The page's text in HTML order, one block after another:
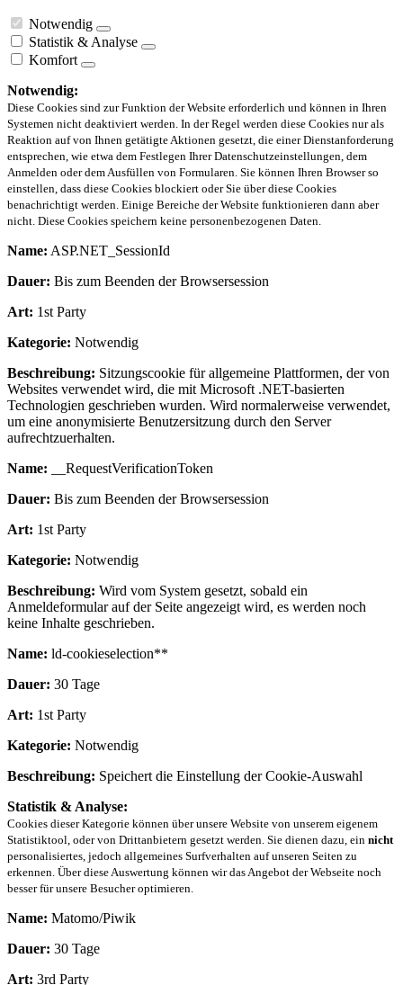
Notwendig
Statistik & Analyse
Komfort
Notwendig:
Diese Cookies sind zur Funktion der Website erforderlich und können in Ihren
Systemen nicht deaktiviert werden. In der Regel werden diese Cookies nur als
Reaktion auf von Ihnen getätigte Aktionen gesetzt, die einer Dienstanforderung
entsprechen, wie etwa dem Festlegen Ihrer Datenschutzeinstellungen, dem
Anmelden oder dem Ausfüllen von Formularen. Sie können Ihren Browser so
einstellen, dass diese Cookies blockiert oder Sie über diese Cookies
benachrichtigt werden. Einige Bereiche der Website funktionieren dann aber
nicht. Diese Cookies speichern keine personenbezogenen Daten.
Name: ASP.NET_SessionId
Dauer: Bis zum Beenden der Browsersession
Art: 1st Party
Kategorie: Notwendig
Beschreibung: Sitzungscookie für allgemeine Plattformen, der von
Websites verwendet wird, die mit Microsoft .NET-basierten
Technologien geschrieben wurden. Wird normalerweise verwendet,
um eine anonymisierte Benutzersitzung durch den Server
aufrechtzuerhalten.
Name: __RequestVerificationToken
Dauer: Bis zum Beenden der Browsersession
Art: 1st Party
Kategorie: Notwendig
Beschreibung: Wird vom System gesetzt, sobald ein
Anmeldeformular auf der Seite angezeigt wird, es werden noch
keine Inhalte geschrieben.
Name: ld-cookieselection**
Dauer: 30 Tage
Art: 1st Party
Kategorie: Notwendig
Beschreibung: Speichert die Einstellung der Cookie-Auswahl
Statistik & Analyse:
Cookies dieser Kategorie können über unsere Website von unserem eigenem
Statistiktool, oder von Drittanbietern gesetzt werden. Sie dienen dazu, ein nicht
personalisiertes, jedoch allgemeines Surfverhalten auf unseren Seiten zu
erkennen. Über diese Auswertung können wir das Angebot der Webseite noch
besser für unsere Besucher optimieren.
Name: Matomo/Piwik
Dauer: 30 Tage
Art: 3rd Party